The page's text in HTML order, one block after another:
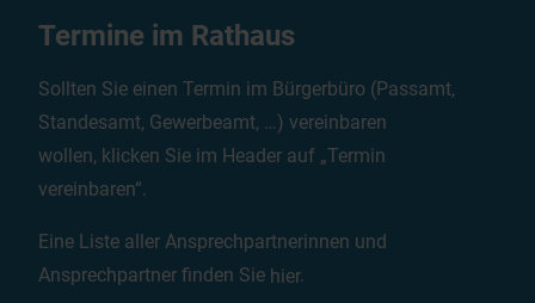
Termine im Rathaus
Sollten Sie einen Termin im Bürgerbüro (Passamt,
Standesamt, Gewerbeamt, …) vereinbaren
wollen, klicken Sie im Header auf „Termin
vereinbaren“.
Eine Liste aller Ansprechpartnerinnen und
Ansprechpartner finden Sie hier.